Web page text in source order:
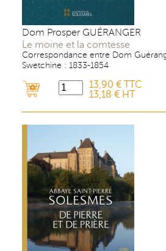
Dom Prosper GUÉRANGER
Le moine et la comtesse
Correspondance entre Dom
Swetchine : 1833-1854
13,90 € TTC
13,18 € HT